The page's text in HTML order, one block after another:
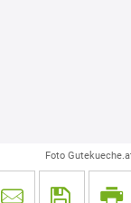
Foto